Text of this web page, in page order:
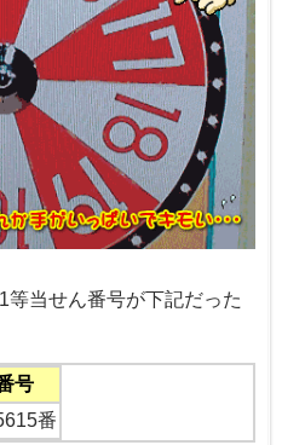
当せん番号が下記だった
号
番